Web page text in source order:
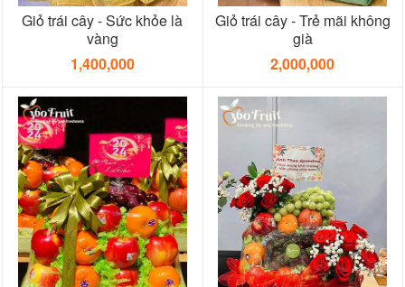
Giỏ trái cây - Sức khỏe là
vàng
1,400,000
Giỏ trái cây - Trẻ mãi không
già
2,000,000